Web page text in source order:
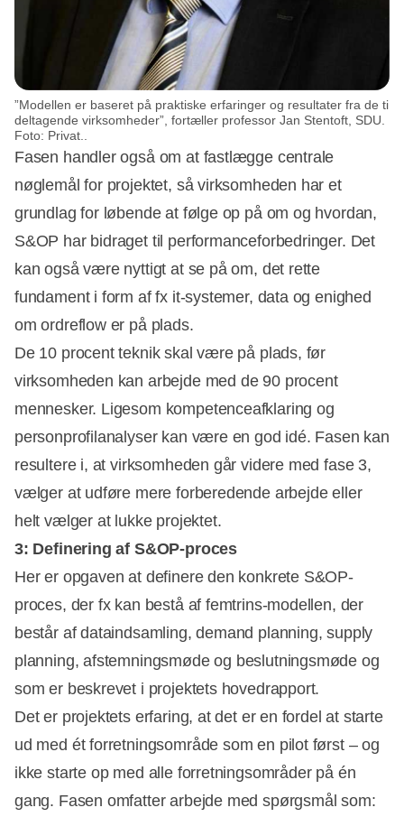
”Modellen er baseret på praktiske erfaringer og resultater fra de ti
deltagende virksomheder”, fortæller professor Jan Stentoft, SDU.
Foto: Privat..
Fasen handler også om at fastlægge centrale
nøglemål for projektet, så virksomheden har et
grundlag for løbende at følge op på om og hvordan,
S&OP har bidraget til performanceforbedringer. Det
kan også være nyttigt at se på om, det rette
fundament i form af fx it-systemer, data og enighed
om ordreflow er på plads.
De 10 procent teknik skal være på plads, før
virksomheden kan arbejde med de 90 procent
mennesker. Ligesom kompetenceafklaring og
personprofilanalyser kan være en god idé. Fasen kan
resultere i, at virksomheden går videre med fase 3,
vælger at udføre mere forberedende arbejde eller
helt vælger at lukke projektet.
3: Definering af S&OP-proces
Her er opgaven at definere den konkrete S&OP-
proces, der fx kan bestå af femtrins-modellen, der
består af dataindsamling, demand planning, supply
planning, afstemningsmøde og beslutningsmøde og
som er beskrevet i projektets hovedrapport.
Det er projektets erfaring, at det er en fordel at starte
ud med ét forretningsområde som en pilot først – og
ikke starte op med alle forretningsområder på én
gang. Fasen omfatter arbejde med spørgsmål som: